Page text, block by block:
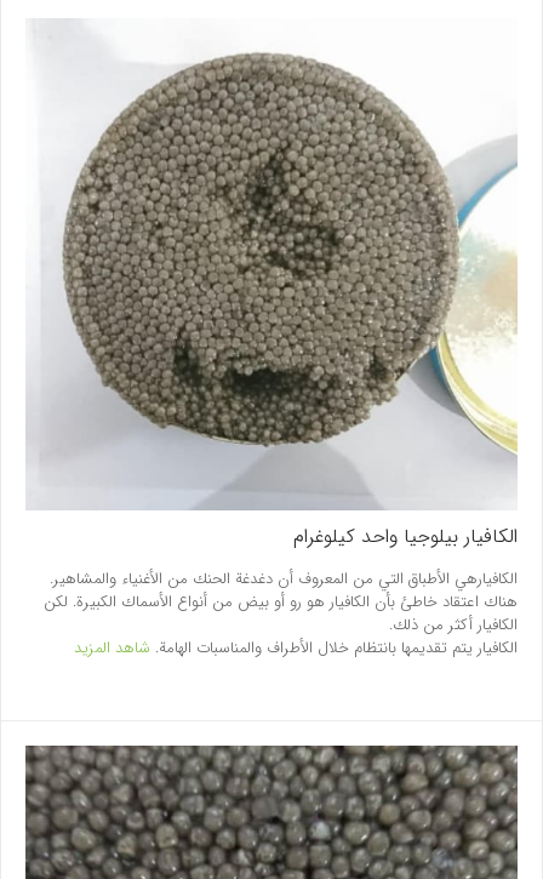
الکافيار بيلوجيا واحد کيلوغرام
الكافيارهي الأطباق التي من المعروف أن دغدغة الحنك من الأغنياء والمشاهير.
هناك اعتقاد خاطئ بأن الكافيار هو رو أو بيض من أنواع الأسماك الكبيرة. لكن
الكافيار أكثر من ذلك.
الكافيار يتم تقديمها بانتظام خلال الأطراف والمناسبات الهامة. شاهد المزيد